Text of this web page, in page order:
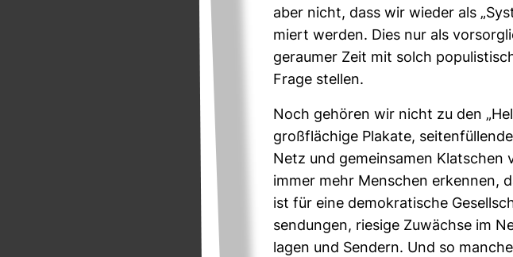
aber nicht, dass wir wieder als
miert werden. Dies nur als
geraumer Zeit mit solch
Frage stellen.
Noch gehören wir nicht zu den
groß­flä­chige Pla­kate,
Netz und gemein­samen
immer mehr Men­schen erkennen,
ist für eine demo­kra­ti­sche
sen­dungen, rie­sige Zuwächse im
lagen und Sen­dern. Und so